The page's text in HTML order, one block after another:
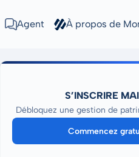
Agent À propos de
S’INSCRIRE
Débloquez une gestion de
Commencez